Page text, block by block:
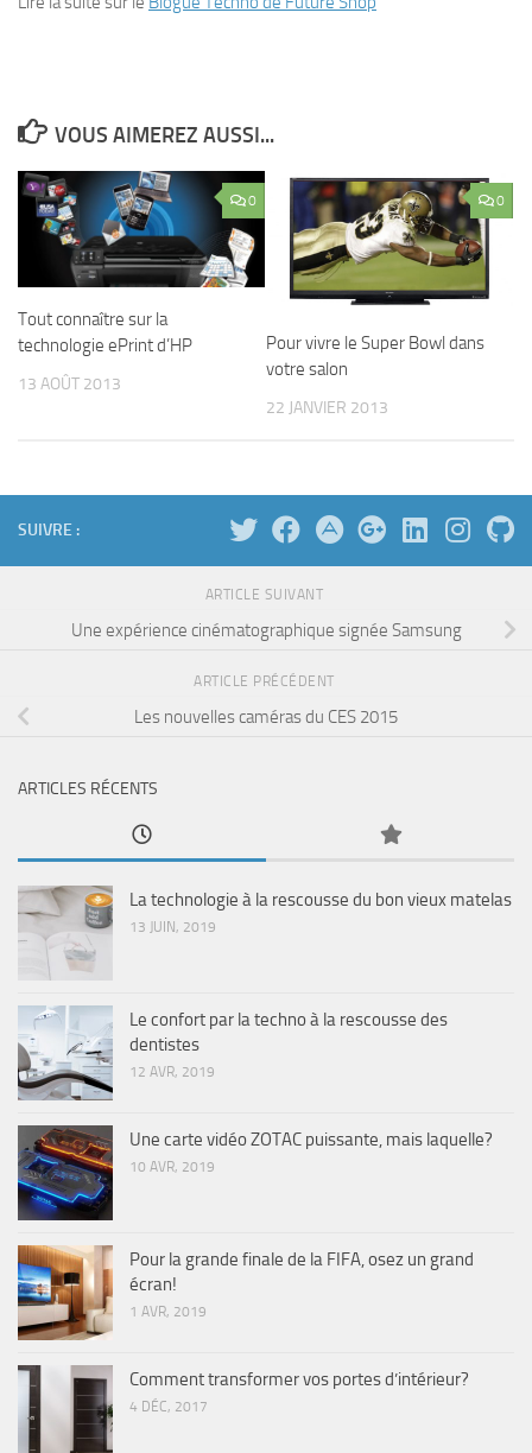
VOUS AIMEREZ AUSSI...
0
Tout connaître sur la
technologie ePrint d’HP
13 AOÛT 2013
0
Pour vivre le Super Bowl dans
votre salon
22 JANVIER 2013
SUIVRE :
ARTICLE SUIVANT
Une expérience cinématographique signée Samsung
ARTICLE PRÉCÉDENT
Les nouvelles caméras du CES 2015
ARTICLES RÉCENTS
La technologie à la rescousse du bon vieux matelas
13 JUIN, 2019
Le confort par la techno à la rescousse des
dentistes
12 AVR, 2019
Une carte vidéo ZOTAC puissante, mais laquelle?
10 AVR, 2019
Pour la grande finale de la FIFA, osez un grand
écran!
1 AVR, 2019
Comment transformer vos portes d’intérieur?
4 DÉC, 2017